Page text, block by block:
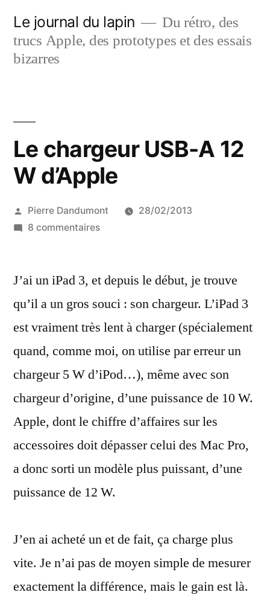
contenu
Le journal du lapin
Du rétro, des
trucs Apple, des prototypes et des essais
bizarres
Le chargeur USB-A 12
W d’Apple
Publié
par
Pierre Dandumont
28/02/2013
8 commentairessur
USB-
12
W
d’Apple
J’ai un iPad 3, et depuis le début, je trouve
qu’il a un gros souci : son chargeur. L’iPad 3
est vraiment très lent à charger (spécialement
quand, comme moi, on utilise par erreur un
chargeur 5 W d’iPod…), même avec son
chargeur d’origine, d’une puissance de 10 W.
Apple, dont le chiffre d’affaires sur les
accessoires doit dépasser celui des Mac Pro,
a donc sorti un modèle plus puissant, d’une
puissance de 12 W.
J’en ai acheté un et de fait, ça charge plus
vite. Je n’ai pas de moyen simple de mesurer
exactement la différence, mais le gain est là.